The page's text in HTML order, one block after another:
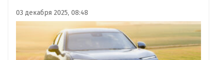
распоряжении презентацию Минпромторга РФ,
которая посвящена статусу работы отечественных
производственных…
03 декабря 2025, 08:48